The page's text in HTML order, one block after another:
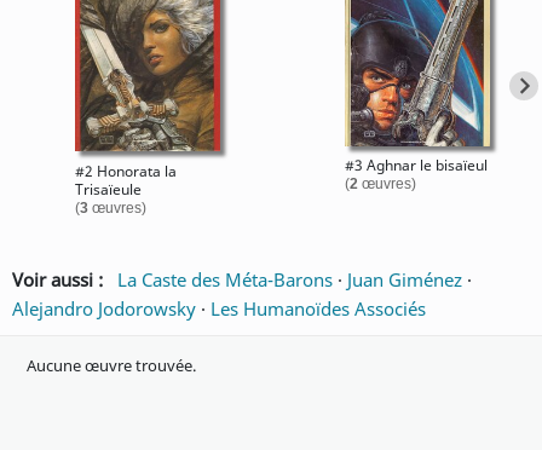
#2 Honorata la
Trisaïeule
(3œuvres)
#3 Aghnar le bisaïeul
(2 œuvres)
Voir aussi : La Caste des Méta-Barons · Juan Giménez ·
Alejandro Jodorowsky · Les Humanoïdes Associés
Aucune œuvre trouvée.